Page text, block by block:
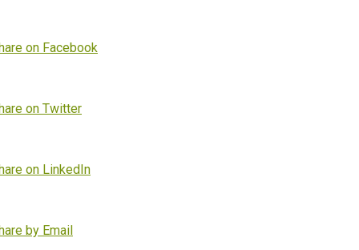
on Facebook
on Twitter
on LinkedIn
by Email